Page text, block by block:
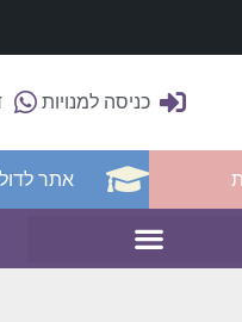
כניסה למנויות
אתר